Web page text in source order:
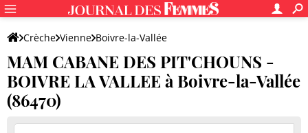
Crèche Vienne Boivre-la-Vallée
MAM CABANE DES PIT'CHOUNS - BOIVRE LA VALLEE
MAM CABANE DES PIT'CHOUNS -
BOIVRE LA VALLEE à Boivre-la-Vallée
(86470)